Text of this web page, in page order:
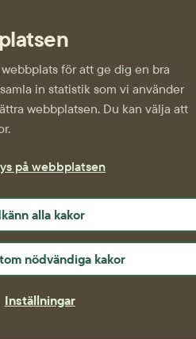
för att ge dig en bra
in statistik som vi använder
webbplatsen. Du kan välja att
på webbplatsen
alla kakor
nödvändiga kakor
Inställningar